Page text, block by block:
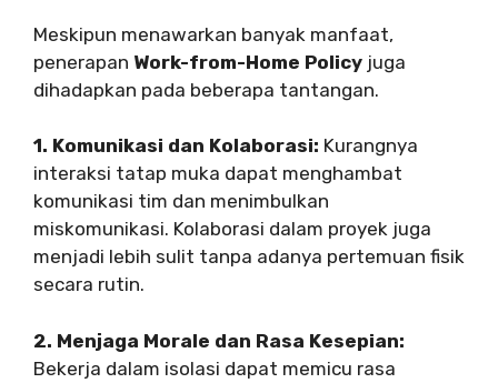
Meskipun menawarkan banyak manfaat,
penerapan Work-from-Home Policy juga
dihadapkan pada beberapa tantangan.
1. Komunikasi dan Kolaborasi: Kurangnya
interaksi tatap muka dapat menghambat
komunikasi tim dan menimbulkan
miskomunikasi. Kolaborasi dalam proyek juga
menjadi lebih sulit tanpa adanya pertemuan fisik
secara rutin.
2. Menjaga Morale dan Rasa Kesepian:
Bekerja dalam isolasi dapat memicu rasa